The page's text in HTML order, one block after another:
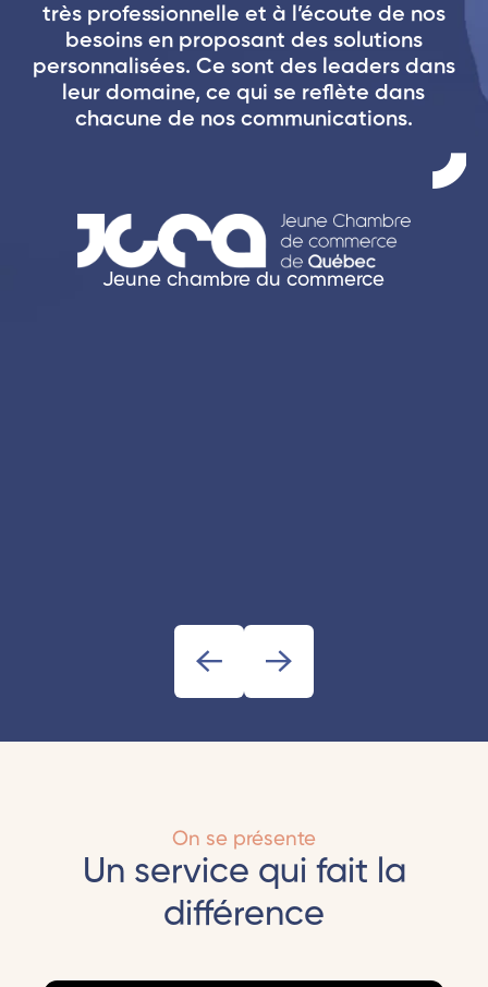
Jeune chambre du commerce
très professionnelle et à l’écoute de nos
besoins en proposant des solutions
personnalisées. Ce sont des leaders dans
leur domaine, ce qui se reflète dans
chacune de nos communications.
On se présente
Un service qui fait la
différence